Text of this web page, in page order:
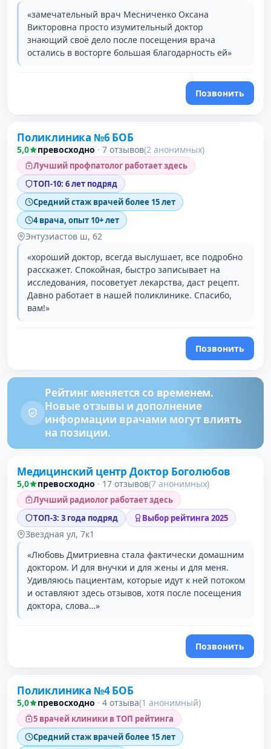
«замечательный врач Месниченко Оксана
Викторовна просто изумительный доктор
знающий своё дело после посещения врача
остались в восторге большая благодарность ей»
Позвонить
3 место в рейтинге
Поликлиника №6 БОБ
5,0 превосходно · 7 отзывов(2 анонимных)
Лучший профпатолог работает здесь
ТОП-10: 6 лет подряд
Средний стаж врачей более 15 лет
4 врача, опыт 10+ лет
Энтузиастов ш, 62
«хороший доктор, всегда выслушает, все подробно
расскажет. Спокойная, быстро записывает на
исследования, посоветует лекарства, даст рецепт.
Давно работает в нашей поликлинике. Спасибо,
вам!»
Позвонить
Рейтинг меняется со временем.
Новые отзывы и дополнение
информации врачами могут влиять
на позиции.
Медицинский центр Доктор Боголюбов
5,0 превосходно · 17 отзывов(7 анонимных)
Лучший радиолог работает здесь
ТОП-3: 3 года подряд
Выбор рейтинга 2025
Звездная ул, 7к1
«Любовь Дмитриевна стала фактически домашним
доктором. И для внучки и для жены и для меня.
Удивляюсь пациентам, которые идут к ней потоком
и оставляют здесь отзывов, хотя после посещения
доктора, слова…»
Позвонить
Поликлиника №4 БОБ
5,0 превосходно · 4 отзыва(1 анонимный)
5 врачей клиники в ТОП рейтинга
Средний стаж врачей более 15 лет